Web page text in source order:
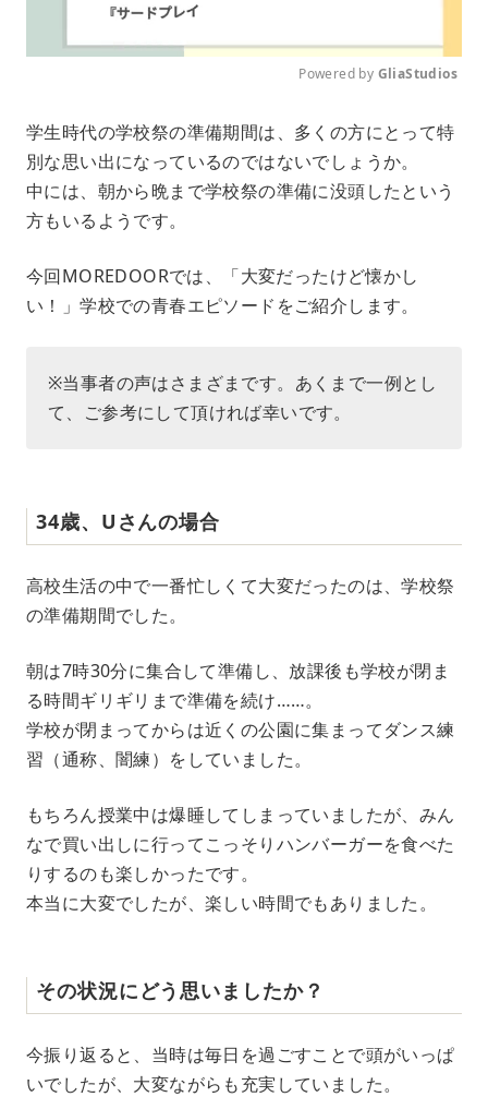
u
t
e
Powered by GliaStudios
学生時代の学校祭の準備期間は、多くの方にとって特
別な思い出になっているのではないでしょうか。
中には、朝から晩まで学校祭の準備に没頭したという
方もいるようです。
今回MOREDOORでは、「大変だったけど懐かし
い！」学校での青春エピソードをご紹介します。
※当事者の声はさまざまです。あくまで一例とし
て、ご参考にして頂ければ幸いです。
34歳、Uさんの場合
高校生活の中で一番忙しくて大変だったのは、学校祭
の準備期間でした。
朝は7時30分に集合して準備し、放課後も学校が閉ま
る時間ギリギリまで準備を続け……。
学校が閉まってからは近くの公園に集まってダンス練
習（通称、闇練）をしていました。
もちろん授業中は爆睡してしまっていましたが、みん
なで買い出しに行ってこっそりハンバーガーを食べた
りするのも楽しかったです。
本当に大変でしたが、楽しい時間でもありました。
その状況にどう思いましたか？
今振り返ると、当時は毎日を過ごすことで頭がいっぱ
いでしたが、大変ながらも充実していました。